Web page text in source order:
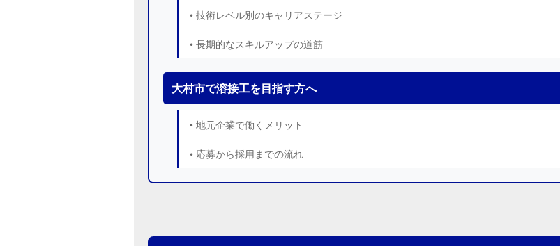
• 技術レベル別のキャリアステージ
• 長期的なスキルアップの道筋
大村市で溶接工を目指す方へ
• 地元企業で働くメリット
• 応募から採用までの流れ